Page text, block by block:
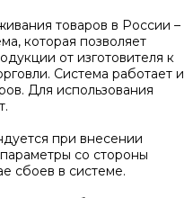
товаров в России –
которая позволяет
от изготовителя к
Система работает и
Для использования
при внесении
со стороны
сбоев в системе.